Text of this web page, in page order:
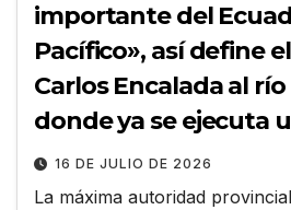
importante del
Pacífico», así define
Carlos Encalada al río
donde ya se ejecuta
integral en la cuenca
16 DE JULIO DE 2026
La máxima autoridad